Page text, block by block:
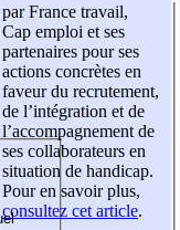
par France travail,
Cap emploi et ses
partenaires pour ses
actions concrètes en
faveur du recrutement,
de l’intégration et de
l’accompagnement de
ses collaborateurs en
situation de handicap.
Pour en savoir plus,
consultez cet article.